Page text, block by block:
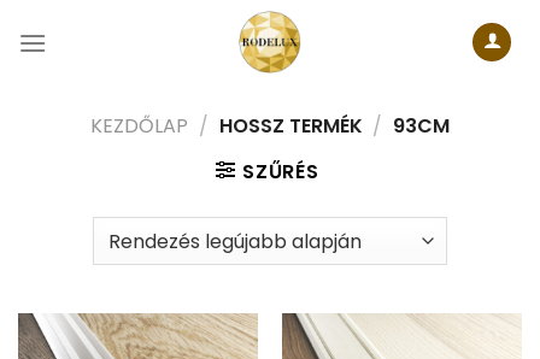
KEZDŐLAP / HOSSZ TERMÉK / 93CM
SZŰRÉS